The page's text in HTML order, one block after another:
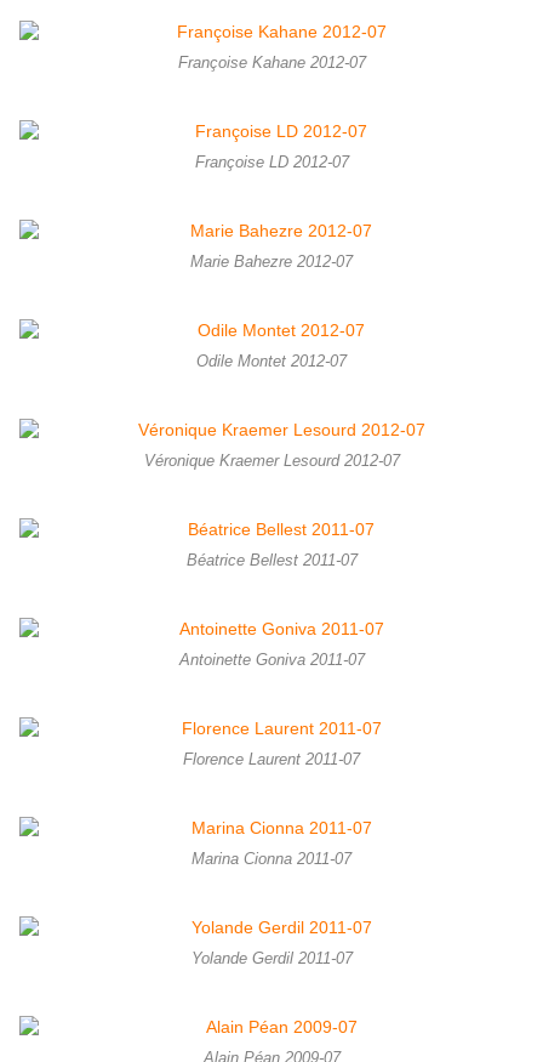
Françoise Kahane 2012-07
Françoise LD 2012-07
Marie Bahezre 2012-07
Odile Montet 2012-07
Véronique Kraemer Lesourd 2012-07
Béatrice Bellest 2011-07
Antoinette Goniva 2011-07
Florence Laurent 2011-07
Marina Cionna 2011-07
Yolande Gerdil 2011-07
Alain Péan 2009-07